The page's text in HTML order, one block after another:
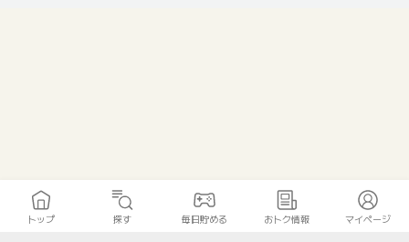
トップ 探す 毎日貯める おトク情報 マイページ